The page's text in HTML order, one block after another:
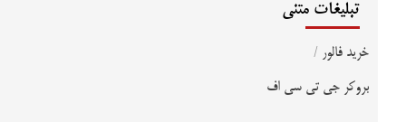
تبلیغات متنی
خرید فالور /
بروکر جی تی سی اف